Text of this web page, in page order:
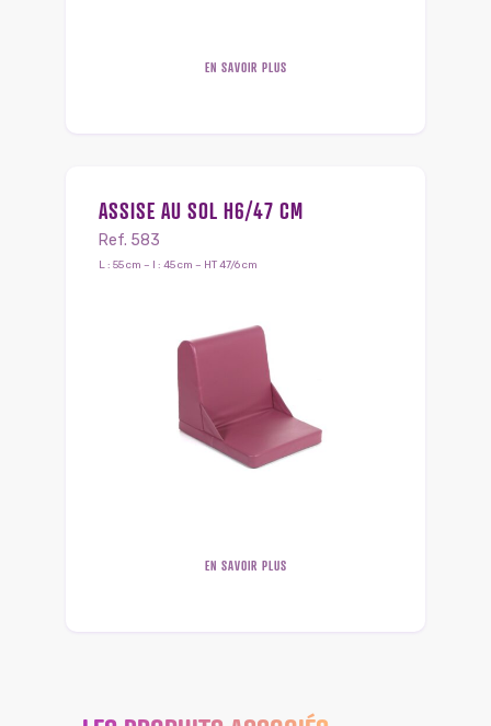
EN SAVOIR PLUS
ASSISE AU SOL H6/47 CM
Ref. 583
L : 55 cm – l : 45 cm – HT 47/6 cm
EN SAVOIR PLUS